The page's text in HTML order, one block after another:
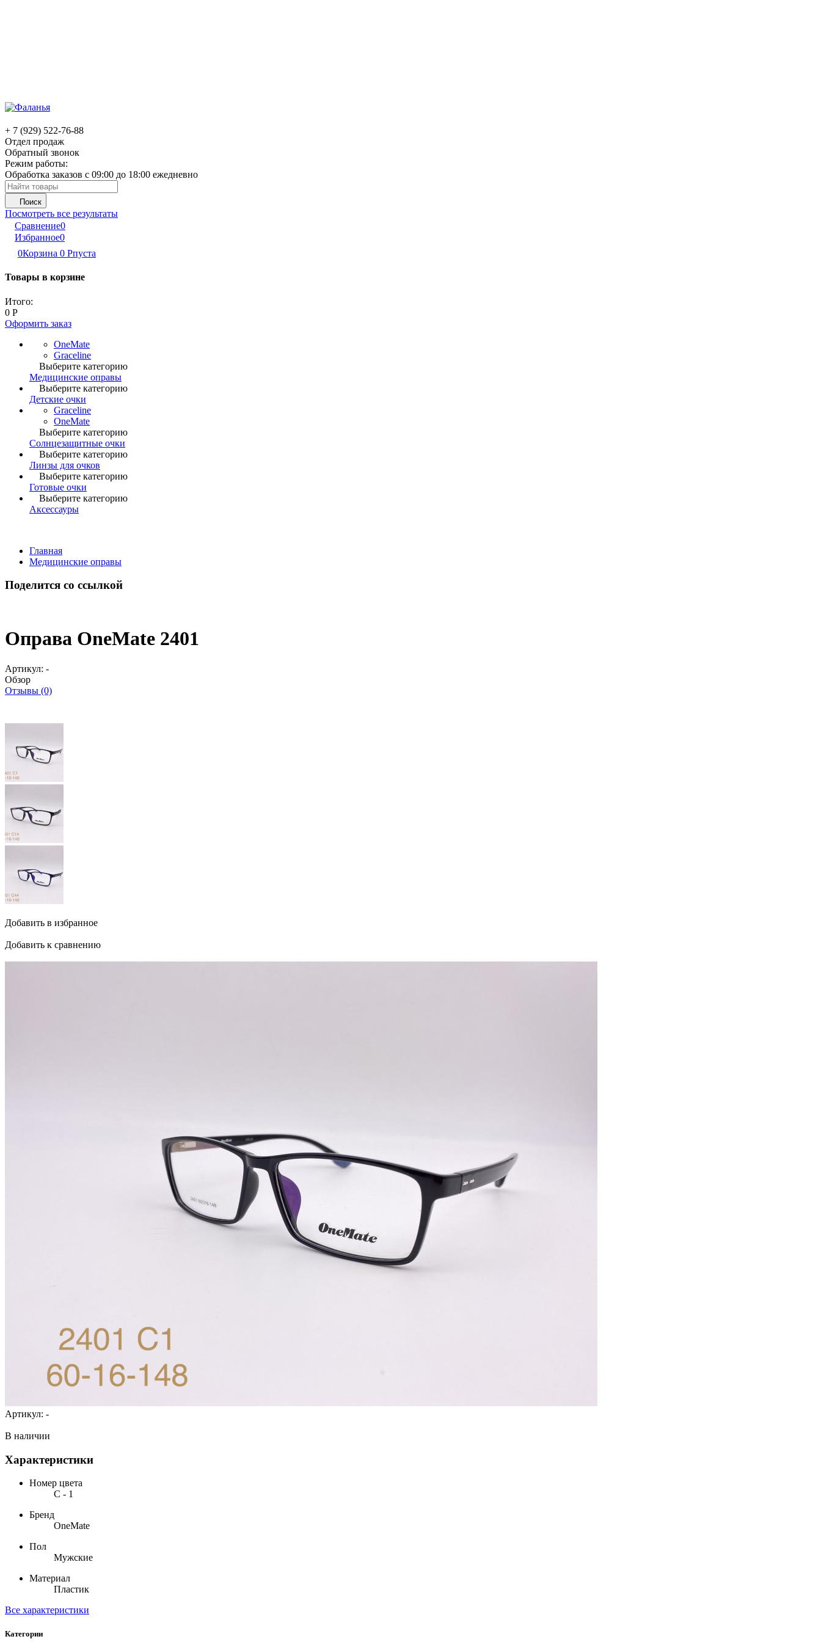
+ 7 (929) 522-76-88
Отдел продаж
Обратный звонок
Режим работы:
Обработка заказов с 09:00 до 18:00 ежедневно
Поиск
Посмотреть все результаты
Сравнение0
Избранное0
0Корзина 0 Рпуста
Товары в корзине
Итого:
0 Р
Оформить заказ
OneMate
Graceline
Выберите категорию
Медицинские оправы
Выберите категорию
Детские очки
Graceline
OneMate
Выберите категорию
Солнцезащитные очки
Выберите категорию
Линзы для очков
Выберите категорию
Готовые очки
Выберите категорию
Аксессауры
Главная
Медицинские оправы
Поделится со ссылкой
Оправа OneMate 2401
Артикул: -
Обзор
Отзывы (0)
Добавить в избранное
Добавить к сравнению
Артикул: -
В наличии
Характеристики
Номер цвета
С - 1
Бренд
OneMate
Пол
Мужские
Материал
Пластик
Все характеристики
Категории